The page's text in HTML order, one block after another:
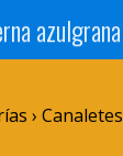
azulgrana
› Canaletes